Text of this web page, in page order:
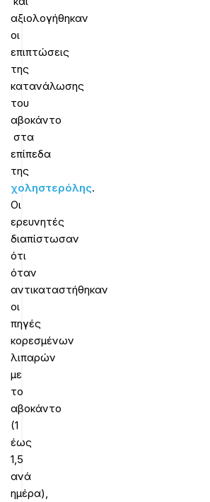
αξιολογήθηκαν
οι
επιπτώσεις
της
κατανάλωσης
του
αβοκάντο
στα
επίπεδα
της
χοληστερόλης.
Οι
ερευνητές
διαπίστωσαν
ότι
όταν
αντικαταστήθηκαν
οι
πηγές
κορεσμένων
λιπαρών
με
το
αβοκάντο
(1
έως
1,5
ανά
ημέρα),